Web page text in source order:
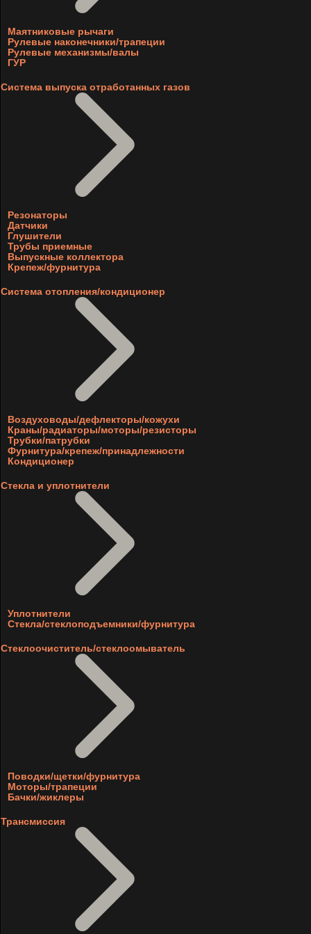
Маятниковые рычаги
Рулевые наконечники/трапеции
Рулевые механизмы/валы
ГУР
Система выпуска отработанных газов
Резонаторы
Датчики
Глушители
Трубы приемные
Выпускные коллектора
Крепеж/фурнитура
Система отопления/кондиционер
Воздуховоды/дефлекторы/кожухи
Краны/радиаторы/моторы/резисторы
Трубки/патрубки
Фурнитура/крепеж/принадлежности
Кондиционер
Стекла и уплотнители
Уплотнители
Стекла/стеклоподъемники/фурнитура
Стеклоочиститель/стеклоомыватель
Поводки/щетки/фурнитура
Моторы/трапеции
Бачки/жиклеры
Трансмиссия